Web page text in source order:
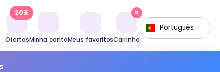
Ofertas
20%
Minha contaMeus favoritosCarrinho
0
Português